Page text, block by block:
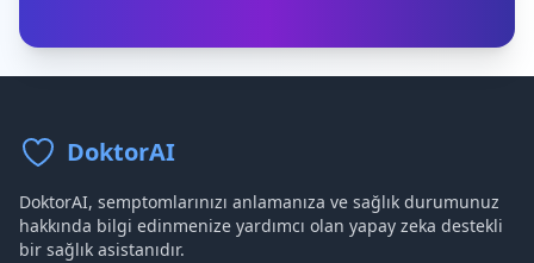
DoktorAI
DoktorAI, semptomlarınızı anlamanıza ve sağlık durumunuz
hakkında bilgi edinmenize yardımcı olan yapay zeka destekli
bir sağlık asistanıdır.